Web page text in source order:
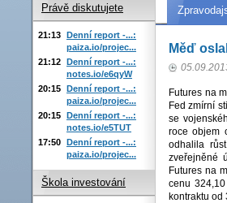
Měď
Futures na
Fed zmírní
se
roce objem
odhalila
zveřejněné
Futures na
cenu
kontraktu od
Právě diskutujete
21:13 Denní report -...:
paiza.io/projec...
21:12 Denní report -...:
notes.io/e6qyW
20:15 Denní report -...:
paiza.io/projec...
20:15 Denní report -...:
notes.io/e5TUT
17:50 Denní report -...:
paiza.io/projec...
Škola investování